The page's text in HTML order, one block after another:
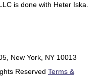
is done with Heter Iska.
New York, NY 10013
Reserved Terms &